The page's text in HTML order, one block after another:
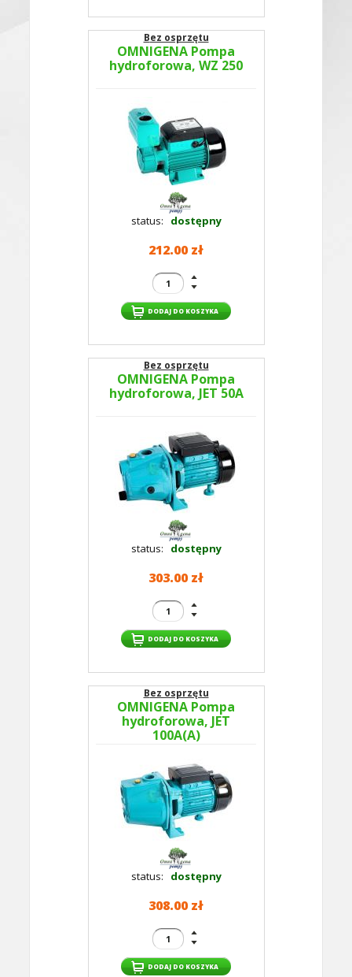
Bez osprzętu
OMNIGENA Pompa
hydroforowa, WZ 250
status: dostępny
212.00 zł
Bez osprzętu
OMNIGENA Pompa
hydroforowa, JET 50A
status: dostępny
303.00 zł
Bez osprzętu
OMNIGENA Pompa
hydroforowa, JET
100A(A)
status: dostępny
308.00 zł